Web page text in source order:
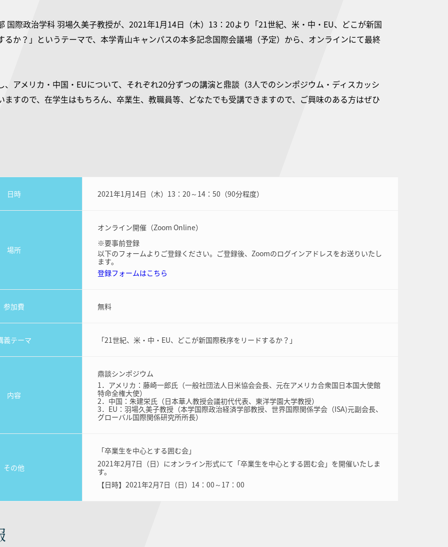
国際政治学科 羽場久美子教授が、2021年1月14日（木）13：20より「21世紀、米・中・EU、どこが新国
るか？」というテーマで、本学青山キャンパスの本多記念国際会議場（予定）から、オンラインにて最終
、アメリカ・中国・EUについて、それぞれ20分ずつの講演と鼎談（3人でのシンポジウム・ディスカッシ
ますので、在学生はもちろん、卒業生、教職員等、どなたでも受講できますので、ご興味のある方はぜひ
日時 2021年1月14日（木）13：20～14：50（90分程度）
場所
オンライン開催（Zoom Online）
※要事前登録
以下のフォームよりご登録ください。ご登録後、Zoomのログインアドレスをお送りいたし
ます。
登録フォームはこちら
参加費 無料
義テーマ 「21世紀、米・中・EU、どこが新国際秩序をリードするか？」
内容
鼎談シンポジウム
1．アメリカ：藤崎一郎氏（一般社団法人日米協会会長、元在アメリカ合衆国日本国大使館
特命全権大使）
2．中国：朱建栄氏（日本華人教授会議初代代表、東洋学園大学教授）
3．EU：羽場久美子教授（本学国際政治経済学部教授、世界国際関係学会（ISA)元副会長、
グローバル国際関係研究所所長）
その他
「卒業生を中心とする囲む会」
2021年2月7日（日）にオンライン形式にて「卒業生を中心とする囲む会」を開催いたしま
す。
【日時】2021年2月7日（日）14：00～17：00